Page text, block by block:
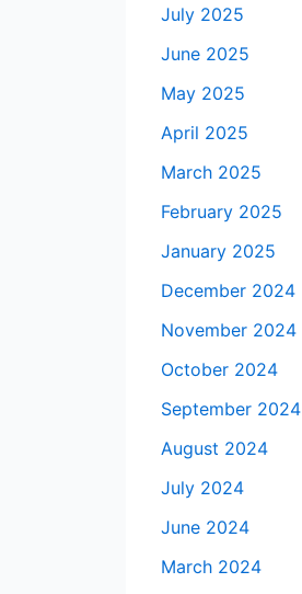
July 2025
June 2025
May 2025
April 2025
March 2025
February 2025
January 2025
December 2024
November 2024
October 2024
September 2024
August 2024
July 2024
June 2024
March 2024